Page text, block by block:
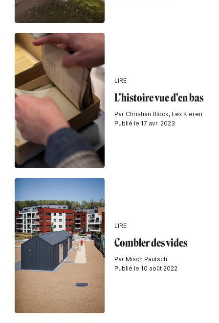
LIRE
L'histoire vue d'en bas
Par Christian Block, Lex Kleren
Publié le 17 avr. 2023
LIRE
Combler des vides
Par Misch Pautsch
Publié le 10 août 2022